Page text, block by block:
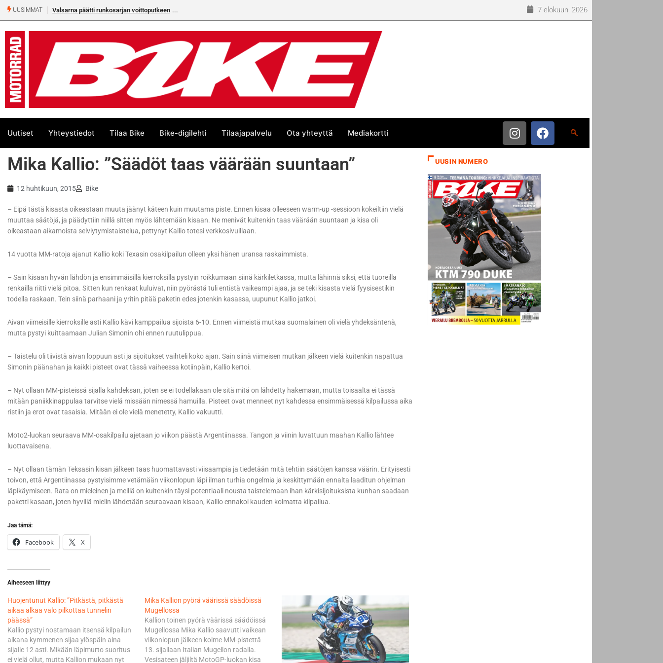
UUSIMMAT Valsarna päätti runkosarjan voittoputkeen 7 elokuun, 2026
Uutiset Yhteystiedot Tilaa Bike Bike-digilehti Tilaajapalvelu Ota yhteyttä Mediakortti
Mika Kallio: ”Säädöt taas väärään suuntaan”
12 huhtikuun, 2015 Bike
– Eipä tästä kisasta oikeastaan muuta jäänyt käteen kuin muutama piste. Ennen kisaa olleeseen warm-up -sessioon kokeiltiin vielä
muuttaa säätöjä, ja päädyttiin niillä sitten myös lähtemään kisaan. Ne menivät kuitenkin taas väärään suuntaan ja kisa oli
oikeastaan aikamoista selviytymistaistelua, pettynyt Kallio totesi verkkosivuillaan.
14 vuotta MM-ratoja ajanut Kallio koki Texasin osakilpailun olleen yksi hänen uransa raskaimmista.
– Sain kisaan hyvän lähdön ja ensimmäisillä kierroksilla pystyin roikkumaan siinä kärkiletkassa, mutta lähinnä siksi, että tuoreilla
renkailla riitti vielä pitoa. Sitten kun renkaat kuluivat, niin pyörästä tuli entistä vaikeampi ajaa, ja se teki kisasta vielä fyysisestikin
todella raskaan. Tein siinä parhaani ja yritin pitää paketin edes jotenkin kasassa, uupunut Kallio jatkoi.
Aivan viimeisille kierroksille asti Kallio kävi kamppailua sijoista 6-10. Ennen viimeistä mutkaa suomalainen oli vielä yhdeksäntenä,
mutta pystyi kuittaamaan Julian Simonin ohi ennen ruutulippua.
– Taistelu oli tiivistä aivan loppuun asti ja sijoitukset vaihteli koko ajan. Sain siinä viimeisen mutkan jälkeen vielä kuitenkin napattua
Simonin päänahan ja kaikki pisteet ovat tässä vaiheessa kotiinpäin, Kallio kertoi.
– Nyt ollaan MM-pisteissä sijalla kahdeksan, joten se ei todellakaan ole sitä mitä on lähdetty hakemaan, mutta toisaalta ei tässä
mitään paniikkinappulaa tarvitse vielä missään nimessä hamuilla. Pisteet ovat menneet nyt kahdessa ensimmäisessä kilpailussa aika
ristiin ja erot ovat tasaisia. Mitään ei ole vielä menetetty, Kallio vakuutti.
Moto2-luokan seuraava MM-osakilpailu ajetaan jo viikon päästä Argentiinassa. Tangon ja viinin luvattuun maahan Kallio lähtee
luottavaisena.
– Nyt ollaan tämän Teksasin kisan jälkeen taas huomattavasti viisaampia ja tiedetään mitä tehtiin säätöjen kanssa väärin. Erityisesti
toivon, että Argentiinassa pystyisimme vetämään viikonlopun läpi ilman turhia ongelmia ja keskittymään ennalta laaditun ohjelman
läpikäymiseen. Rata on mieleinen ja meillä on kuitenkin täysi potentiaali nousta taistelemaan ihan kärkisijoituksista kunhan saadaan
paketti kasaan, joten hyvillä mielin lähdetään seuraavaan kisaan, Kallio ennakoi kauden kolmatta kilpailua.
Jaa tämä:
Facebook X
Aiheeseen liittyy
Huojentunut Kallio: ”Pitkästä, pitkästä
aikaa alkaa valo pilkottaa tunnelin
päässä”
Kallio pystyi nostamaan itsensä kilpailun
aikana kymmenen sijaa ylöspäin aina
sijalle 12 asti. Mikään läpimurto suoritus
ei vielä ollut, mutta Kallion mukaan nyt
Mika Kallion pyörä väärissä säädöissä
Mugellossa
Kallion toinen pyörä väärissä säädöissä
Mugellossa Mika Kallio saavutti vaikean
viikonlopun jälkeen kolme MM-pistettä
13. sijallaan Italian Mugellon radalla.
Vesisateen jäljiltä MotoGP-luokan kisa
UUSIN NUMERO